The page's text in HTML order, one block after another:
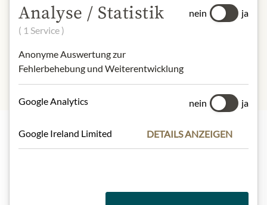
ZUTATEN & ALLERGENE
Highlights aus unserem Sortiment
Analyse / Statistik
( 1 Service )
Anonyme Auswertung zur
Fehlerbehebung und Weiterentwicklung
nein ja
Google Analytics nein ja
Google Ireland Limited DETAILS ANZEIGEN